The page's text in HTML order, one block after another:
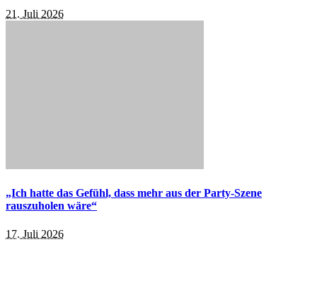
21. Juli 2026
„Ich hatte das Gefühl, dass mehr aus der Party-Szene
rauszuholen wäre“
17. Juli 2026